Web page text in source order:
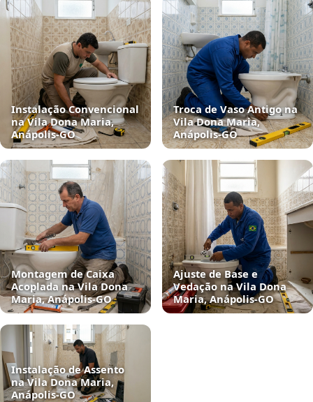
Instalação Convencional
na Vila Dona Maria,
Anápolis‑GO
Troca de Vaso Antigo na
Vila Dona Maria,
Anápolis‑GO
Montagem de Caixa
Acoplada na Vila Dona
Maria, Anápolis‑GO
Ajuste de Base e
Vedação na Vila Dona
Maria, Anápolis‑GO
Instalação de Assento
na Vila Dona Maria,
Anápolis‑GO